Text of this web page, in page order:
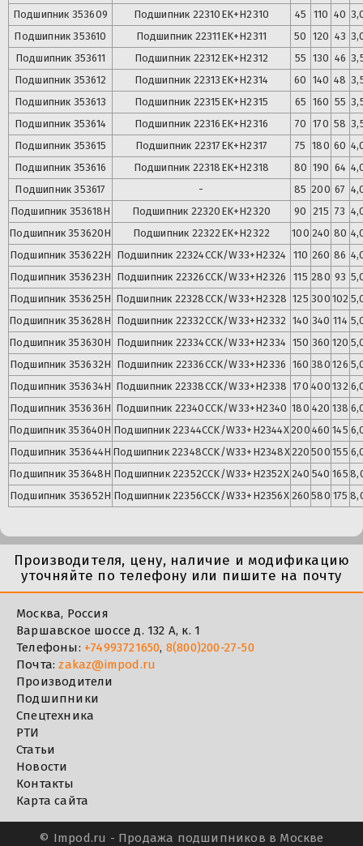
Подшипник 353609 Подшипник 22310EK+H2310 45 110 40
Подшипник353610 Подшипник 22311EK+H2311 50 120 43
Подшипник 353611 Подшипник 22312EK+H2312 55 130 46
Подшипник 353612 Подшипник 22313EK+H2314 60 140 48
Подшипник 353613 Подшипник 22315EK+H2315 65 160 55
Подшипник 353614 Подшипник 22316EK+H2316 70 170 58
Подшипник 353615 Подшипник 22317EK+H2317 75 180 60
Подшипник 353616 Подшипник 22318EK+H2318 80 190 64
Подшипник353617 - 85 200 67
Подшипник 353618Н Подшипник 22320EK+H2320 90 215 73
Подшипник353620Н Подшипник 22322EK+H2322 100 240 80
Подшипник 353622Н Подшипник 22324CCK/W33+H2324 110 260 86
Подшипник 353623Н Подшипник 22326CCK/W33+H2326 115 280 93
Подшипник 353625Н Подшипник 22328CCK/W33+H2328 125 300 102
Подшипник353628Н Подшипник 22332CCK/W33+H2332 140 340 114
Подшипник353630Н Подшипник 22334CCK/W33+H2334 150 360 120
Подшипник 353632Н Подшипник 22336CCK/W33+H2336 160 380 126
Подшипник 353634Н Подшипник 22338CCK/W33+H2338 170 400 132
Подшипник 353636Н Подшипник 22340CCK/W33+H2340 180 420 138
Подшипник353640Н Подшипник22344CCK/W33+H2344X200 460 145
Подшипник 353644Н Подшипник22348CCK/W33+H2348X220 500 155
Подшипник353648Н Подшипник22352CCK/W33+H2352X 240 540 165
Подшипник 353652Н Подшипник22356CCK/W33+H2356X 260 580 175
Производителя, цену, наличие и модификацию
уточняйте по телефону или пишите на почту
Москва, Россия
Варшавское шоссе д. 132 А, к. 1
Телефоны: +74993721650, 8(800)200-27-50
Почта:zakaz@impod.ru
Производители
Подшипники
Спецтехника
РТИ
Статьи
Новости
Контакты
Карта сайта
© Impod.ru - Продажа подшипников в Москве